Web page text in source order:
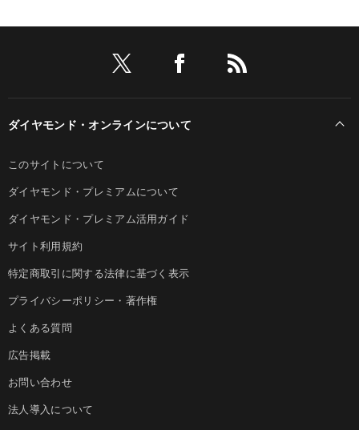
ダイヤモンド・オンラインについて
このサイトについて
ダイヤモンド・プレミアムについて
ダイヤモンド・プレミアム活用ガイド
サイト利用規約
特定商取引に関する法律に基づく表示
プライバシーポリシー・著作権
よくある質問
広告掲載
お問い合わせ
法人導入について